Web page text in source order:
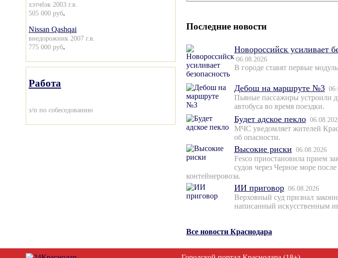
хэтчбэк 2003 г.в.
505 000 руб.
Nissan Qashqai
внедорожник 2007 г.в.
775 000 руб.
Работа
з/п по собеседованию
Последние новости
Новороссийск усиливает
06.08.2026
В городе ставят первые
Дебош на маршруте №3
Пьяные пассажиры устроили
автобуса во время поездки.
Будет адское пекло
МЧС уведомляет жителей
об опасности.
Высокие риски 06.08.2026
Fesco приостановила прием
судов через Черное море
контейнеровоза.
ИИ приговор 06.08.2026
Верховный суд признал
написанный искусственным
Все новости Краснодара